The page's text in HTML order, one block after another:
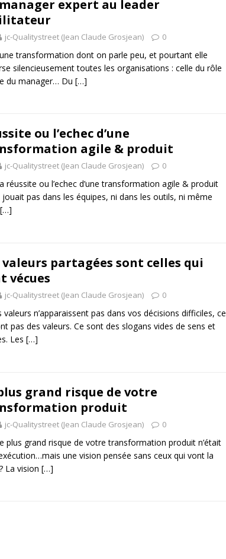
expert au leader
jc-Qualitystreet (Jean Claude Grosjean) 0
transformation dont on parle peu, et pourtant elle
silencieusement toutes les organisations : celle du rôle
du manager… Du […]
ou l’echec d’une
agile & produit
jc-Qualitystreet (Jean Claude Grosjean) 0
réussite ou l’echec d’une transformation agile & produit
jouait pas dans les équipes, ni dans les outils, ni même
[…]
valeurs partagées sont celles qui
vécues
jc-Qualitystreet (Jean Claude Grosjean) 0
valeurs n’apparaissent pas dans vos décisions difficiles, ce
pas des valeurs. Ce sont des slogans vides de sens et
Les […]
grand risque de votre
produit
jc-Qualitystreet (Jean Claude Grosjean) 0
plus grand risque de votre transformation produit n’était
une vision pensée sans ceux qui vont la
La vision […]